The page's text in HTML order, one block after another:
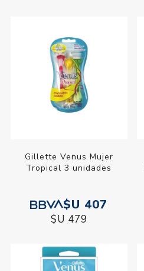
Gillette Venus Mujer
Tropical 3 unidades
$U 407
$U 479